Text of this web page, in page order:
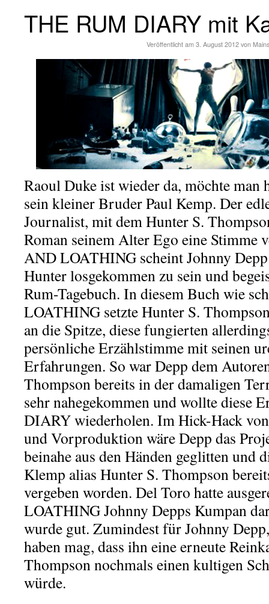
THE RUM DIARY mit
Veröffentlicht am 3. August 2012 von
Raoul Duke ist wieder da, möchte man
sein kleiner Bruder Paul Kemp. Der
Journalist, mit dem Hunter S.
Roman seinem Alter Ego eine Stimme
AND LOATHING scheint Johnny
Hunter losgekommen zu sein und
Rum-Tagebuch. In diesem Buch wie
LOATHING setzte Hunter S.
an die Spitze, diese fungierten
persönliche Erzählstimme mit seinen
Erfahrungen. So war Depp dem
Thompson bereits in der damaligen
sehr nahegekommen und wollte diese
DIARY wiederholen. Im Hick-Hack
und Vorproduktion wäre Depp das
beinahe aus den Händen geglitten und
Klemp alias Hunter S. Thompson
vergeben worden. Del Toro hatte
LOATHING Johnny Depps Kumpan
wurde gut. Zumindest für Johnny
haben mag, dass ihn eine erneute
Thompson nochmals einen kultigen
würde.